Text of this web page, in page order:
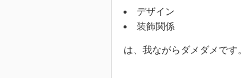
デザイン
装飾関係
は、我ながらダメダメです。